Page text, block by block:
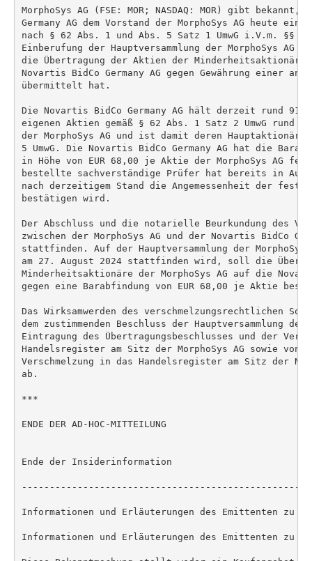
MorphoSys AG (FSE: MOR; NASDAQ: MOR) gibt
Germany AG dem Vorstand der MorphoSys AG heute
nach § 62 Abs. 1 und Abs. 5 Satz 1 UmwG i.V.m. §§
Einberufung der Hauptversammlung der MorphoSys AG
die Übertragung der Aktien der Minderheitsaktionäre
Novartis BidCo Germany AG gegen Gewährung einer
übermittelt hat.
Die Novartis BidCo Germany AG hält derzeit rund
eigenen Aktien gemäß § 62 Abs. 1 Satz 2 UmwG rund
der MorphoSys AG und ist damit deren
5 UmwG. Die Novartis BidCo Germany AG hat die
in Höhe von EUR 68,00 je Aktie der MorphoSys AG
bestellte sachverständige Prüfer hat bereits in
nach derzeitigem Stand die Angemessenheit der
bestätigen wird.
Der Abschluss und die notarielle Beurkundung des
zwischen der MorphoSys AG und der Novartis BidCo
stattfinden. Auf der Hauptversammlung der
am 27. August 2024 stattfinden wird, soll die
Minderheitsaktionäre der MorphoSys AG auf die
gegen eine Barabfindung von EUR 68,00 je Aktie
Das Wirksamwerden des verschmelzungsrechtlichen
dem zustimmenden Beschluss der Hauptversammlung der
Eintragung des Übertragungsbeschlusses und der
Handelsregister am Sitz der MorphoSys AG sowie von
Verschmelzung in das Handelsregister am Sitz der
ab.
***
ENDE DER AD-HOC-MITTEILUNG
Ende der Insiderinformation
Informationen und Erläuterungen des Emittenten zu
Informationen und Erläuterungen des Emittenten zu